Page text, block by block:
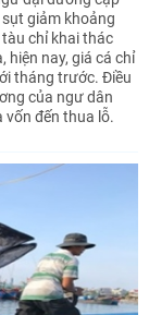
giảm khoảng
chỉ khai thác
hiện nay, giá cá chỉ
tháng trước. Điều
của ngư dân
vốn đến thua lỗ.